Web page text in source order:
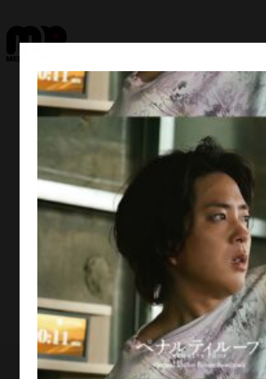
Top
Works
Label
Member
Company Info
Recruit